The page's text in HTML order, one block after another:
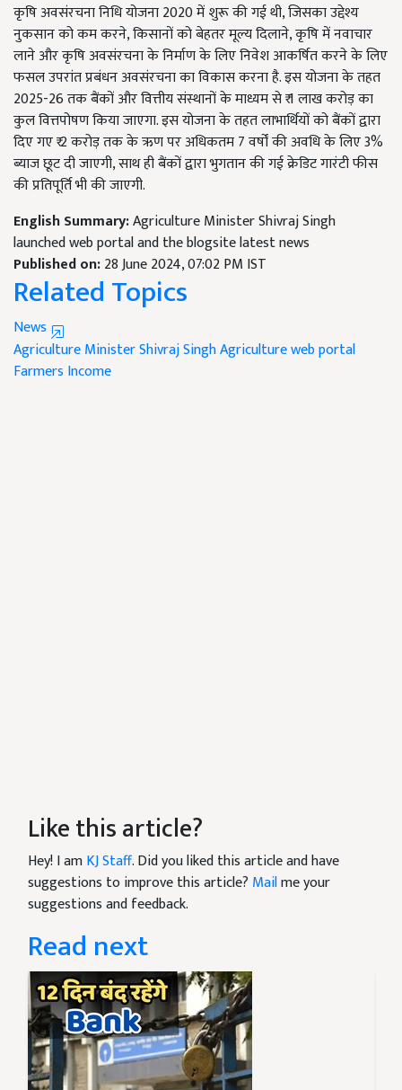
कृषि अवसंरचना निधि योजना 2020 में शुरू की गई थी, जिसका उद्देश्य
नुकसान को कम करने, किसानों को बेहतर मूल्य दिलाने, कृषि में नवाचार
लाने और कृषि अवसंरचना के निर्माण के लिए निवेश आकर्षित करने के लिए
फसल उपरांत प्रबंधन अवसंरचना का विकास करना है. इस योजना के तहत
2025-26 तक बैंकों और वित्तीय संस्थानों के माध्यम से ₹ 1 लाख करोड़ का
कुल वित्तपोषण किया जाएगा. इस योजना के तहत लाभार्थियों को बैंकों द्वारा
दिए गए ₹ 2 करोड़ तक के ऋण पर अधिकतम 7 वर्षों की अवधि के लिए 3%
ब्याज छूट दी जाएगी, साथ ही बैंकों द्वारा भुगतान की गई क्रेडिट गारंटी फीस
की प्रतिपूर्ति भी की जाएगी.
English Summary:Agriculture Minister Shivraj Singh
launched web portal and the blogsite latest news
Published on:28 June 2024, 07:02 PM IST
Related Topics
News
Agriculture Minister Shivraj SinghAgriculture web portal
Farmers Income
Like this article?
Hey! I amKJ Staff. Did you liked this article and have
suggestions to improve this article? Mailme your
suggestions and feedback.
Read next